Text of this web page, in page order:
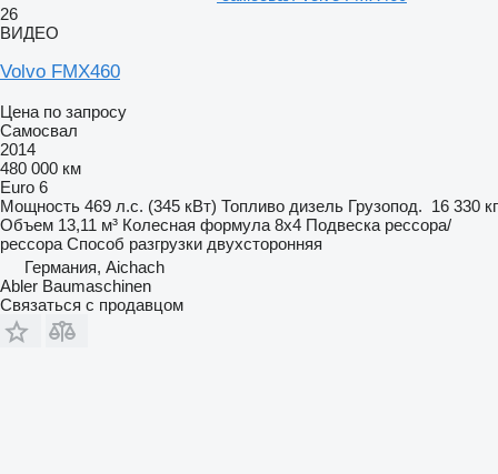
26
ВИДЕО
Volvo FMX460
Цена по запросу
Самосвал
2014
480 000 км
Euro 6
Мощность 469 л.с. (345 кВт) Топливо дизель Грузопод. 16 330 кг
Объем 13,11 м³ Колесная формула 8x4 Подвеска рессора/
рессора Способ разгрузки двухсторонняя
Германия, Aichach
Abler Baumaschinen
Связаться с продавцом